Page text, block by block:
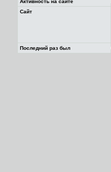
Активность на сайте
Сайт
Последний раз был